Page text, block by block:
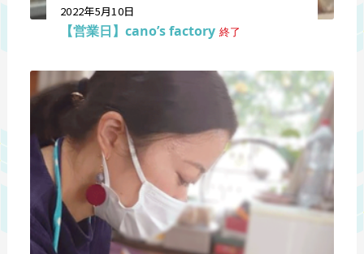
2022年5月10日
【営業日】cano’s factory 終了